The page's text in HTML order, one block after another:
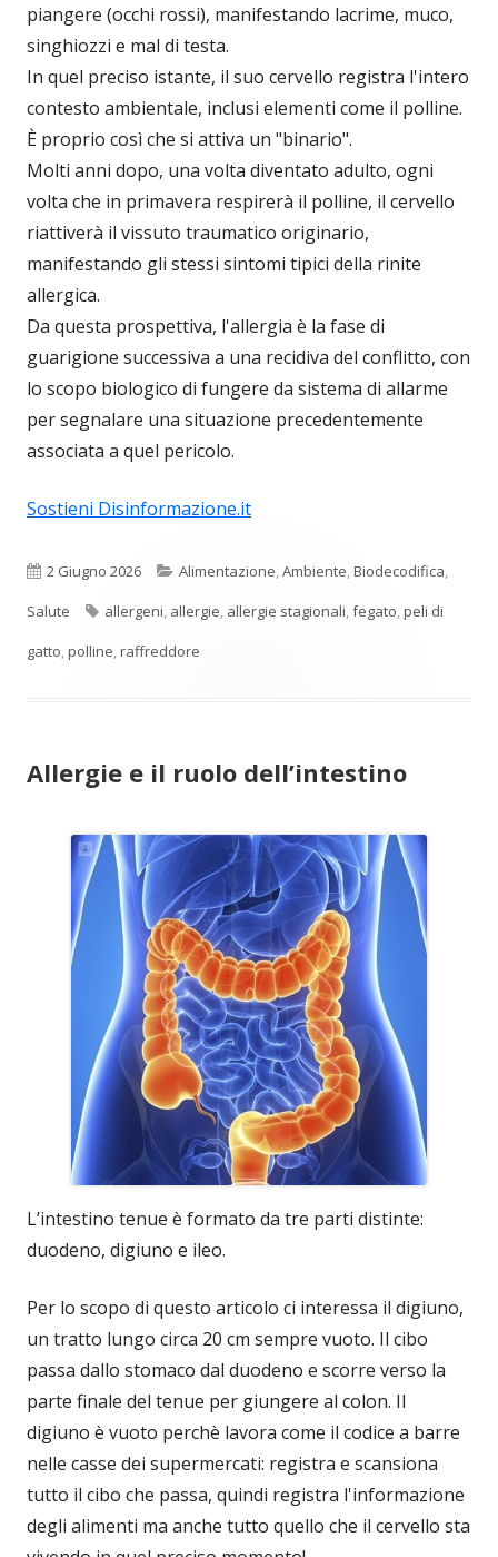
piangere (occhi rossi), manifestando lacrime, muco,
singhiozzi e mal di testa.
In quel preciso istante, il suo cervello registra l'intero
contesto ambientale, inclusi elementi come il polline.
È proprio così che si attiva un "binario".
Molti anni dopo, una volta diventato adulto, ogni
volta che in primavera respirerà il polline, il cervello
riattiverà il vissuto traumatico originario,
manifestando gli stessi sintomi tipici della rinite
allergica.
Da questa prospettiva, l'allergia è la fase di
guarigione successiva a una recidiva del conflitto, con
lo scopo biologico di fungere da sistema di allarme
per segnalare una situazione precedentemente
associata a quel pericolo.
Sostieni Disinformazione.it
Pubblicato
2 Giugno 2026 Categorie
Alimentazione,Ambiente,Biodecodifica,
Salute
Tag
allergeni, allergie, allergie stagionali,fegato,peli di
gatto,polline,raffreddore
Allergie e il ruolo dell’intestino
L’intestino tenue è formato da tre parti distinte:
duodeno, digiuno e ileo.
Per lo scopo di questo articolo ci interessa il digiuno,
un tratto lungo circa 20 cm sempre vuoto. Il cibo
passa dallo stomaco dal duodeno e scorre verso la
parte finale del tenue per giungere al colon. Il
digiuno è vuoto perchè lavora come il codice a barre
nelle casse dei supermercati: registra e scansiona
tutto il cibo che passa, quindi registra l'informazione
degli alimenti ma anche tutto quello che il cervello sta